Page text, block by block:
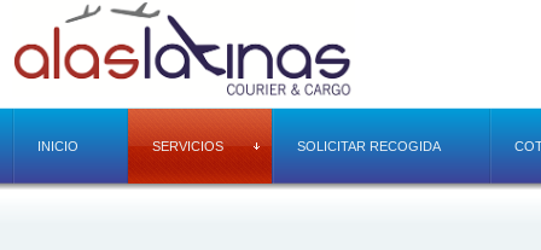
INICIO SERVICIOS SOLICITAR RECOGIDA